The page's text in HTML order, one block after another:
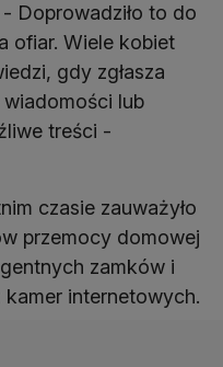
Doprowadziło to do
ofiar. Wiele kobiet
gdy zgłasza
lub
treści -
czasie zauważyło
przemocy domowej
zamków i
internetowych.